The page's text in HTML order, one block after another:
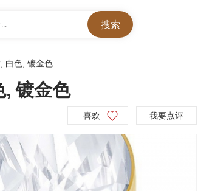
白色, 镀金色
, 镀金色
喜欢 我要点评